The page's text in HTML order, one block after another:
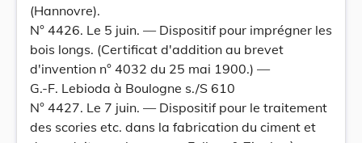
(Hannovre).
N° 4426. Le 5 juin. — Dispositif pour imprégner les
bois longs. (Certificat d'addition au brevet
d'invention n° 4032 du 25 mai 1900.) —
G.-F. Lebioda à Boulogne s./S 610
N° 4427. Le 7 juin. — Dispositif pour le traitement
des scories etc. dans la fabrication du ciment et